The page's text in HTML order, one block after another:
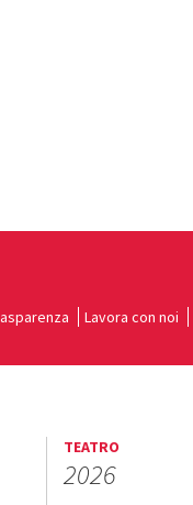
Lavora con noi
TEATRO
2026